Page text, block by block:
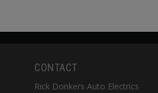
CONTACT
Rick Donkers Auto Electrics